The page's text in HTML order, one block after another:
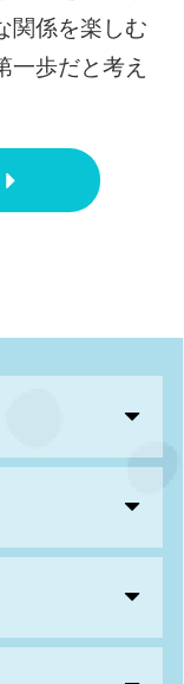
関係を楽しむ
一歩だと考え